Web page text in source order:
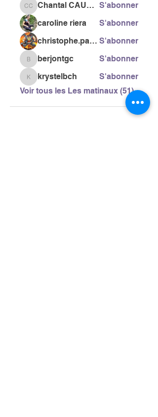
Chantal CAUSSE Chantal CAUSSE S'abonner
caroline riera
S'abonner
christophe.pacific S'abonner
berjontgc
berjontgc S'abonner
krystelbch
krystelbch
S'abonner
Voir tous les Les matinaux (51)